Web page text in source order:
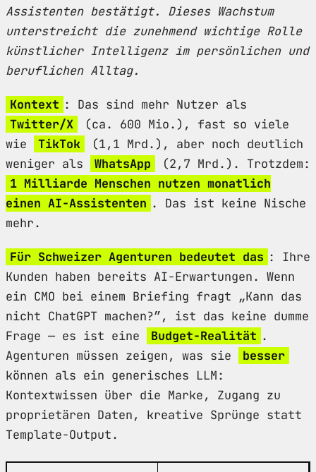
Assistenten bestätigt. Dieses Wachstum
unterstreicht die zunehmend wichtige Rolle
künstlicher Intelligenz im persönlichen und
beruflichen Alltag.
Kontext : Das sind mehr Nutzer als
Twitter/X
(ca. 600 Mio.), fast so viele
wie
TikTok
(1,1 Mrd.), aber noch deutlich
weniger als
WhatsApp
(2,7 Mrd.). Trotzdem:
1 Milliarde Menschen nutzen monatlich
einen AI-Assistenten . Das ist keine Nische
mehr.
Für Schweizer Agenturen bedeutet das : Ihre
Kunden haben bereits AI-Erwartungen. Wenn
ein CMO bei einem Briefing fragt „Kann das
nicht ChatGPT machen?”, ist das keine dumme
Frage — es ist eine
Budget-Realität .
Agenturen müssen zeigen, was sie
besser
können als ein generisches LLM:
Kontextwissen über die Marke, Zugang zu
proprietären Daten, kreative Sprünge statt
Template-Output.